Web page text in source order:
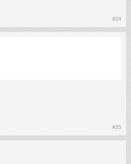
#24
#25